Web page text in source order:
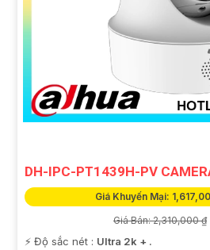
DH-IPC-PT1439H-PV
Giá Khuyến Mại:
Giá Bán: 2,310,000 ₫
️⚡ Độ sắc nét : Ultra 2k + .